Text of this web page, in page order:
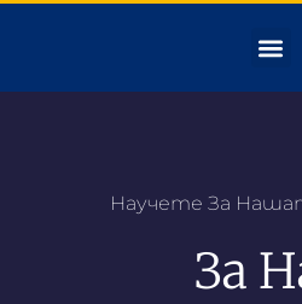
Научете За
За